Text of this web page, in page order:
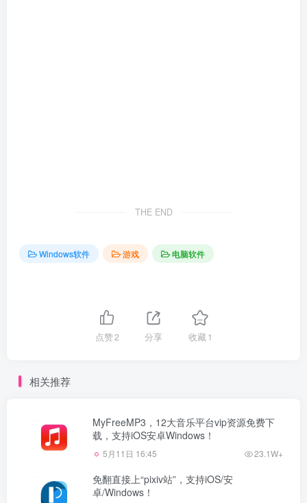
THE END
Windows软件 游戏 电脑软件
点赞2 分享 收藏1
相关推荐
MyFreeMP3，12大音乐平台vip资源免费下
载，支持iOS安卓Windows！
5月11日 16:45 23.1W+
免翻直接上“pixiv站”，支持iOS/安
卓/Windows！